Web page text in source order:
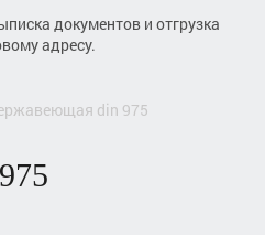
документов и отгрузка
адресу.
din 975